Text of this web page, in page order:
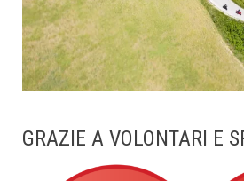
GRAZIE A VOLONTARI E